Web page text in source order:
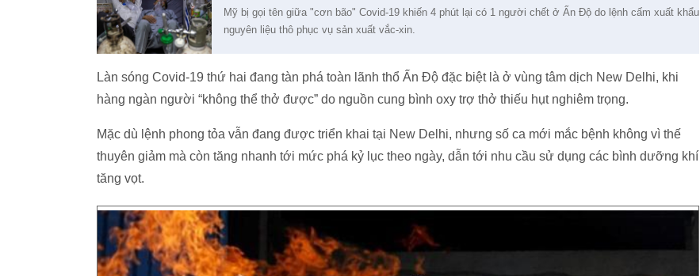
Mỹ bị gọi tên giữa "cơn bão" Covid-19 khiến 4 phút lại có 1 người chết ở Ấn Độ do lệnh cấm xuất khẩu
nguyên liệu thô phục vụ sản xuất vắc-xin.
Làn sóng Covid-19 thứ hai đang tàn phá toàn lãnh thổ Ấn Độ đặc biệt là ở vùng tâm dịch New Delhi, khi
hàng ngàn người “không thể thở được” do nguồn cung bình oxy trợ thở thiếu hụt nghiêm trọng.
Mặc dù lệnh phong tỏa vẫn đang được triển khai tại New Delhi, nhưng số ca mới mắc bệnh không vì thế
thuyên giảm mà còn tăng nhanh tới mức phá kỷ lục theo ngày, dẫn tới nhu cầu sử dụng các bình dưỡng khí
tăng vọt.